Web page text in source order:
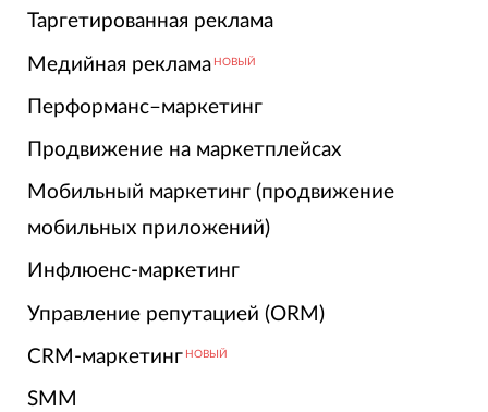
Таргетированная реклама
Медийная реклама НОВЫЙ
Перформанс–маркетинг
Продвижение на маркетплейсах
Мобильный маркетинг (продвижение
мобильных приложений)
Инфлюенс-маркетинг
Управление репутацией (ORM)
CRM-маркетинг НОВЫЙ
SMM